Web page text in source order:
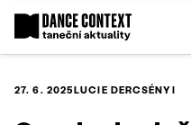
27. 6. 2025LUCIE DERCSÉNYI